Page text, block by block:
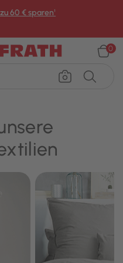
60 € sparen¹
0